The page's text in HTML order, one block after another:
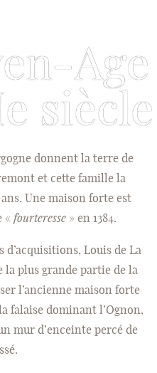
Age
siècle
donnent la terre de
et cette famille la
Une maison forte est
« fourteresse» en 1384.
d’acquisitions, Louis de La
la plus grande partie de la
l’ancienne maison forte
falaise dominant l’Ognon,
mur d’enceinte percé de